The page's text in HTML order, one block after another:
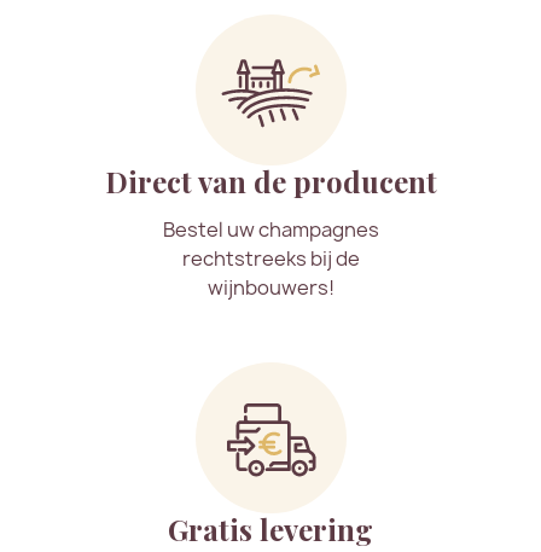
Direct van de producent
Bestel uw champagnes
rechtstreeks bij de
wijnbouwers!
Gratis levering